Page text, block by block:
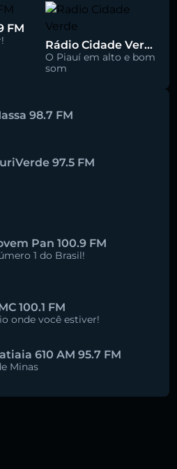
FM
Rádio Cidade Verde 93.5 FM
O Piauí em alto e bom
som
98.7 FM
97.5 FM
Pan 100.9 FM
1 do Brasil!
100.1 FM
onde você estiver!
610 AM 95.7 FM
Minas